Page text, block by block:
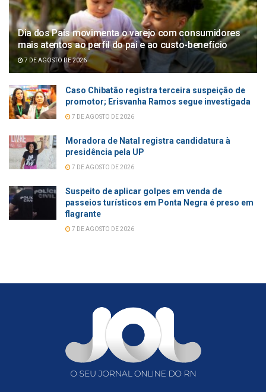
Dia dos Pais movimenta o varejo com consumidores
mais atentos ao perfil do pai e ao custo-benefício
7 DE AGOSTO DE 2026
Caso Chibatão registra terceira suspeição de
promotor; Erisvanha Ramos segue investigada
7 DE AGOSTO DE 2026
Moradora de Natal registra candidatura à
presidência pela UP
7 DE AGOSTO DE 2026
Suspeito de aplicar golpes em venda de
passeios turísticos em Ponta Negra é preso em
flagrante
7 DE AGOSTO DE 2026